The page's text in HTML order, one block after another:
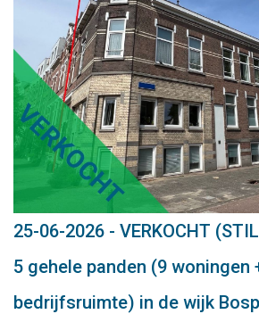
25-06-2026 - VERKOCHT
5 gehele panden (9 woningen
bedrijfsruimte) in de wijk